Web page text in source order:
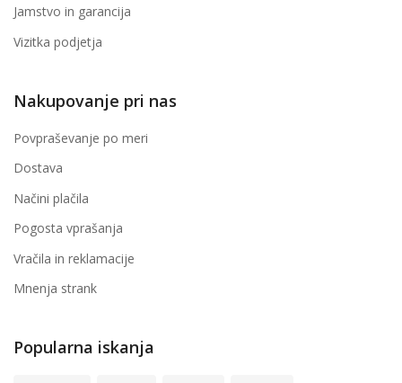
Jamstvo in garancija
Vizitka podjetja
Nakupovanje pri nas
Povpraševanje po meri
Dostava
Načini plačila
Pogosta vprašanja
Vračila in reklamacije
Mnenja strank
Popularna iskanja